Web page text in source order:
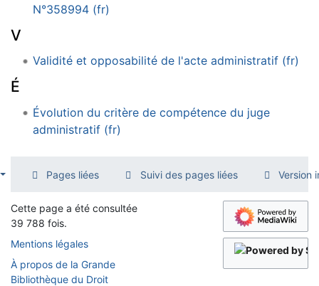
N°358994 (fr)
V
Validité et opposabilité de l'acte administratif (fr)
É
Évolution du critère de compétence du juge
administratif (fr)
Pages liées Suivi des pages liées Version
Cette page a été consultée
39 788 fois.
Mentions légales
À propos de la Grande
Bibliothèque du Droit